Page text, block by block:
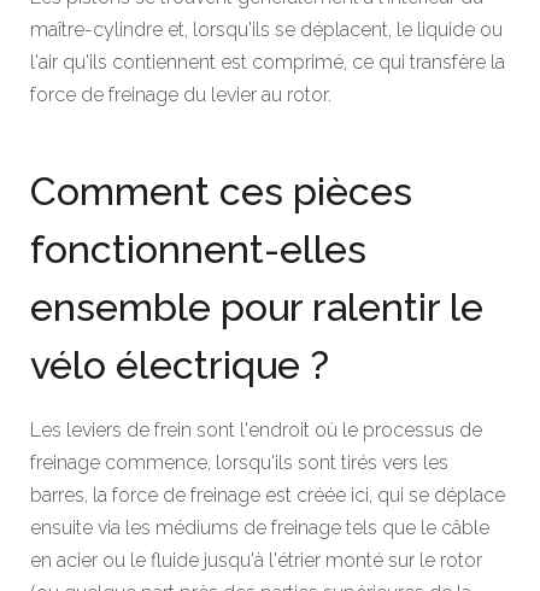
maître-cylindre et, lorsqu'ils se déplacent, le liquide ou
l'air qu'ils contiennent est comprimé, ce qui transfère la
force de freinage du levier au rotor.
Comment ces pièces
fonctionnent-elles
ensemble pour ralentir le
vélo électrique ?
Les leviers de frein sont l'endroit où le processus de
freinage commence, lorsqu'ils sont tirés vers les
barres, la force de freinage est créée ici, qui se déplace
ensuite via les médiums de freinage tels que le câble
en acier ou le fluide jusqu'à l'étrier monté sur le rotor